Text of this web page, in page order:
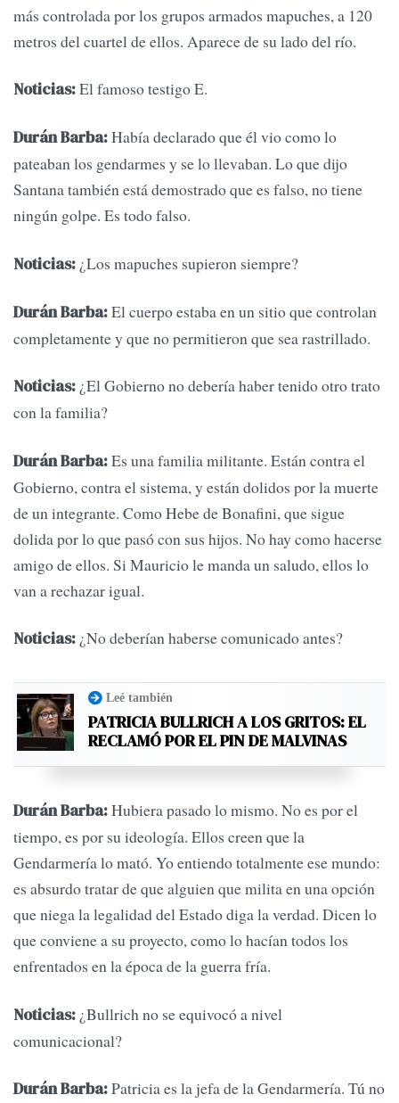
más controlada por los grupos armados mapuches, a 120
metros del cuartel de ellos. Aparece de su lado del río.
Noticias:El famoso testigo E.
Durán Barba:Había declarado que él vio como lo
pateaban los gendarmes y se lo llevaban. Lo que dijo
Santana también está demostrado que es falso, no tiene
ningún golpe. Es todo falso.
Noticias: ¿Los mapuches supieron siempre?
Durán Barba:El cuerpo estaba en un sitio que controlan
completamente y que no permitieron que sea rastrillado.
Noticias: ¿El Gobierno no debería haber tenido otro trato
con la familia?
Durán Barba:Es una familia militante. Están contra el
Gobierno, contra el sistema, y están dolidos por la muerte
de un integrante. Como Hebe de Bonafini, que sigue
dolida por lo que pasó con sus hijos. No hay como hacerse
amigo de ellos. Si Mauricio le manda un saludo, ellos lo
van a rechazar igual.
Noticias: ¿No deberían haberse comunicado antes?
Leé también
PATRICIA BULLRICH A LOS GRITOS: EL
RECLAMÓ POR EL PIN DE MALVINAS
Durán Barba:Hubiera pasado lo mismo. No es por el
tiempo, es por su ideología. Ellos creen que la
Gendarmería lo mató. Yo entiendo totalmente ese mundo:
es absurdo tratar de que alguien que milita en una opción
que niega la legalidad del Estado diga la verdad. Dicen lo
que conviene a su proyecto, como lo hacían todos los
enfrentados en la época de la guerra fría.
Noticias: ¿Bullrich no se equivocó a nivel
comunicacional?
Durán Barba:Patricia es la jefa de la Gendarmería. Tú no